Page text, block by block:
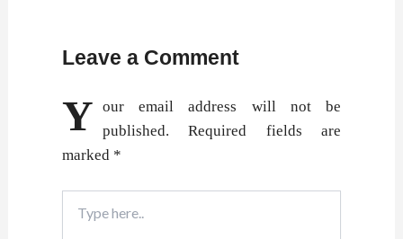
Leave a Comment
Y our email address will not be
published.
Required fields are
marked *
here..